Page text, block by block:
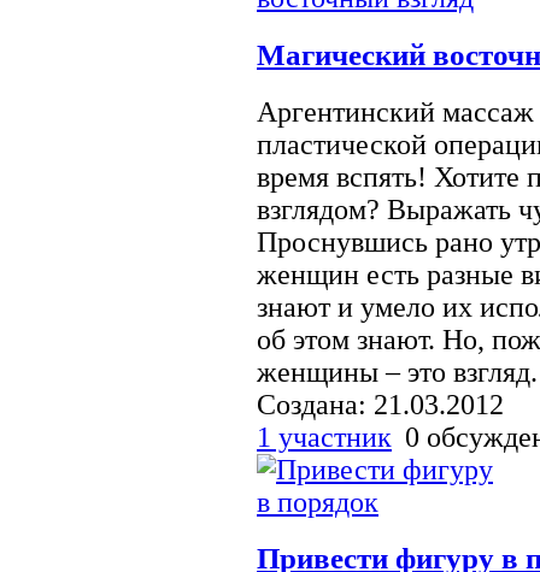
Магический
Аргентинский массаж
пластической
время вспять! Хотите
взглядом? Выражать
Проснувшись рано
женщин есть разные
знают и умело их
об этом знают. Но,
женщины – это
Создана: 21.03.2012
1 участник 0
Привести фигуру в